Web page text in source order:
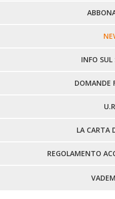
PERCORSI
LINEE
LINEE
INFO SUL
DOMANDE
LA CARTA
REGOLAMENTO